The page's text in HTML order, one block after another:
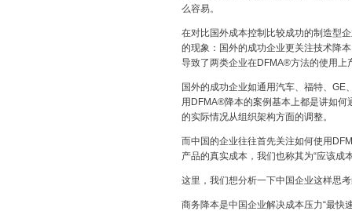
么容易。
在对比国外成本控制比较成功的制造型
的现象：国外的成功企业更关注技术降
导致了两类企业在DFMA®方法的使用上
国外的成功企业如通用汽车、福特、
用DFMA®降本的案例基本上都是讲如
的实际情况从组织架构方面的调整。
而中国的企业往往首先关注如何使用
产品的真实成本，我们也称其为“应该成
这里，我们想分析一下中国企业这样思
商务降本是中国企业解决成本压力“最快